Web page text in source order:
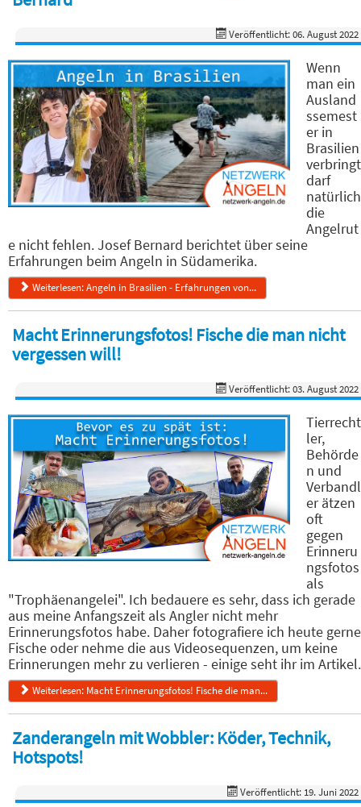
Veröffentlicht: 06. August 2022
Wenn
man ein
Ausland
ssemest
er in
Brasilien
verbringt
darf
natürlich
die
Angelrut
e nicht fehlen. Josef Bernard berichtet über seine
Erfahrungen beim Angeln in Südamerika.
Weiterlesen: Angeln in Brasilien - Erfahrungen von...
Macht Erinnerungsfotos! Fische die man nicht
vergessen will!
Veröffentlicht: 03. August 2022
Tierrecht
ler,
Behörde
n und
Verbandl
er ätzen
oft
gegen
Erinneru
ngsfotos
als
"Trophäenangelei". Ich bedauere es sehr, dass ich gerade
aus meine Anfangszeit als Angler nicht mehr
Erinnerungsfotos habe. Daher fotografiere ich heute gerne
Fische oder nehme die aus Videosequenzen, um keine
Erinnerungen mehr zu verlieren - einige seht ihr im Artikel.
Weiterlesen: Macht Erinnerungsfotos! Fische die man...
Zanderangeln mit Wobbler: Köder, Technik,
Hotspots!
Veröffentlicht: 19. Juni 2022